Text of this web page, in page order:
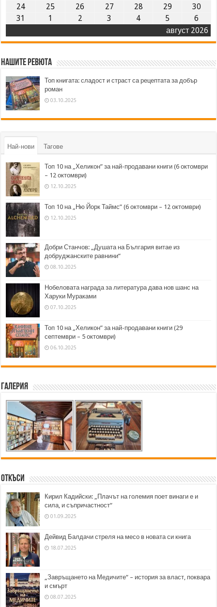
август 2026
24
25 26 27 28 29
30
31
1 2 3 4 5 6
Нашите ревюта
Топ книгата: сладост и страст са рецептата за добър
роман
03.10.2025
Най-нови Тагове
Топ 10 на „Хеликон” за най-продавани книги (6 октомври
– 12 октомври)
12.10.2025
Топ 10 на „Ню Йорк Таймс” (6 октомври – 12 октомври)
12.10.2025
Добри Станчов: „Душата на България витае из
добруджанските равнини“
08.10.2025
Нобеловата награда за литература дава нов шанс на
Харуки Мураками
07.10.2025
Топ 10 на „Хеликон” за най-продавани книги (29
септември – 5 октомври)
06.10.2025
Галерия
Откъси
Кирил Кадийски: „Плачът на големия поет винаги е и
сила, и съпричастност“
01.09.2025
Дейвид Балдачи стреля на месо в новата си книга
18.07.2025
„Завръщането на Медичите“ – история за власт, поквара
и смърт
08.07.2025